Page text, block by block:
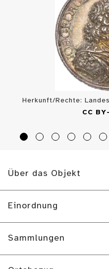
Herkunft/Rechte:
CC
Über das Objekt
Einordnung
Sammlungen